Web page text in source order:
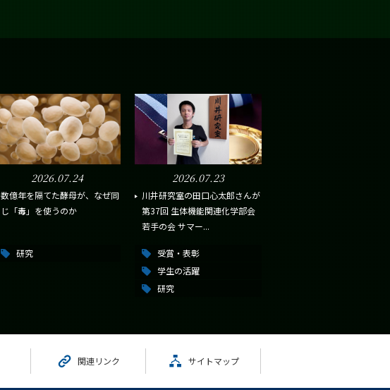
2026.07.24
数億年を隔てた酵母が、なぜ同
じ「毒」を使うのか
研究
2026.07.23
川井研究室の田口心太郎さんが
第37回 生体機能関連化学部会
若手の会 サマー...
受賞・表彰
学生の活躍
研究
関連リンク サイトマップ